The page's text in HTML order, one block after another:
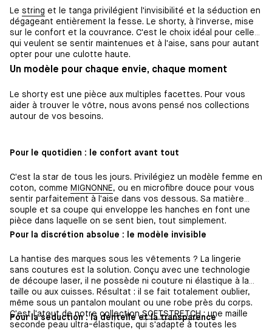
Le string et le tanga privilégient l'invisibilité et la séduction en
dégageant entièrement la fesse. Le shorty, à l'inverse, mise
sur le confort et la couvrance. C'est le choix idéal pour celles
qui veulent se sentir maintenues et à l'aise, sans pour autant
opter pour une culotte haute.
Un modèle pour chaque envie, chaque moment
Le shorty est une pièce aux multiples facettes. Pour vous
aider à trouver le vôtre, nous avons pensé nos collections
autour de vos besoins.
Pour le quotidien : le confort avant tout
C'est la star de tous les jours. Privilégiez un modèle femme en
coton, comme MIGNONNE, ou en microfibre douce pour vous
sentir parfaitement à l'aise dans vos dessous. Sa matière
souple et sa coupe qui enveloppe les hanches en font une
pièce dans laquelle on se sent bien, tout simplement.
Pour la discrétion absolue : le modèle invisible
La hantise des marques sous les vêtements ? La lingerie
sans coutures est la solution. Conçu avec une technologie
de découpe laser, il ne possède ni couture ni élastique à la
taille ou aux cuisses. Résultat : il se fait totalement oublier,
même sous un pantalon moulant ou une robe près du corps.
C'est l'atout de notre collectionSOFTSTRETCH : une maille
seconde peau ultra-élastique, qui s'adapte à toutes les
Pour la séduction : la dentelle et la transparence